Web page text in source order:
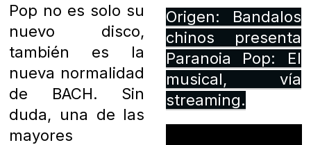
Pop no es solo su
nuevo disco,
también es la
nueva normalidad
de BACH. Sin
duda, una de las
mayores
Origen: Bandalos
chinos presenta
Paranoia Pop: El
musical, vía
streaming.